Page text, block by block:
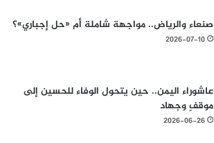
صنعاء والرياض.. مواجهة شاملة أم «حل إجباري»؟
2026-07-10
عاشوراء اليمن.. حين يتحول الوفاء للحسين إلى
موقفٍ وجهاد
2026-06-26